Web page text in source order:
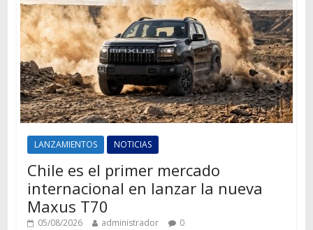
LANZAMIENTOS NOTICIAS
Chile es el primer mercado
internacional en lanzar la nueva
Maxus T70
05/08/2026 administrador 0